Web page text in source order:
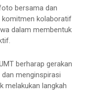
bersama dan
komitmen kolaboratif
dalam membentuk
berharap gerakan
menginspirasi
melakukan langkah